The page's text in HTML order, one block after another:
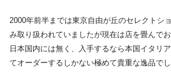
2000年前半までは東京自由が丘のセレクトシ
み取り扱われていましたが現在は店を畳んで
日本国内には無く、入手するなら本国イタリ
てオーダーするしかない極めて貴重な逸品でし